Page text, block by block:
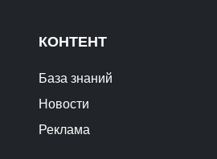
КОНТЕНТ
База знаний
Новости
Реклама